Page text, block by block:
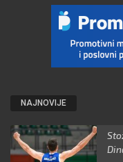
NAJNOVIJE